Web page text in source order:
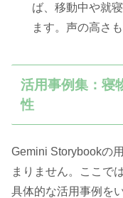
ば、移動中や就
ます。声の高さ
活用事例集：寝
性
Gemini Storybookの
まりません。ここで
具体的な活用事例を